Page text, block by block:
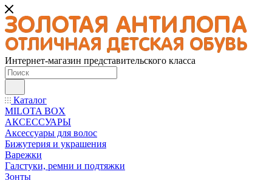
Интернет-магазин представительского класса
Каталог
MILOTA BOX
АКСЕССУАРЫ
Аксессуары для волос
Бижутерия и украшения
Варежки
Галстуки, ремни и подтяжки
Зонты